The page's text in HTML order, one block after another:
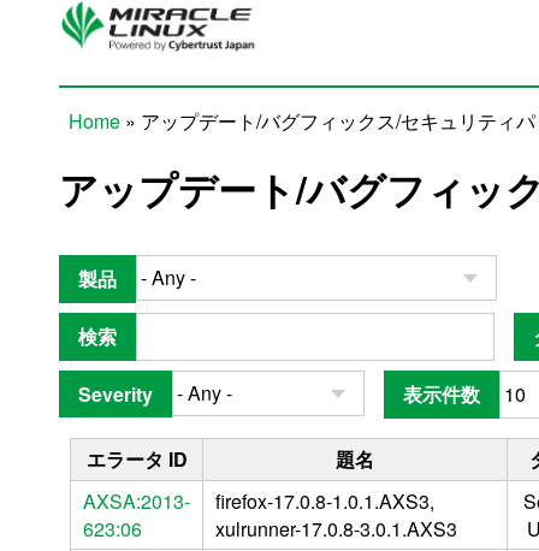
Skip to main content
Home » アップデート/バグフィックス/セキュリティ
アップデート/バグフィッ
製品
検索
Severity 表示件数
エラータ ID 題名
AXSA:2013-
623:06
firefox-17.0.8-1.0.1.AXS3,
xulrunner-17.0.8-3.0.1.AXS3